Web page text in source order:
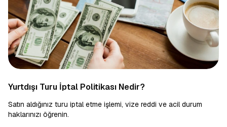
Yurtdışı Turu İptal Politikası Nedir?
Satın aldığınız turu iptal etme işlemi, vize reddi ve acil durum
haklarınızı öğrenin.